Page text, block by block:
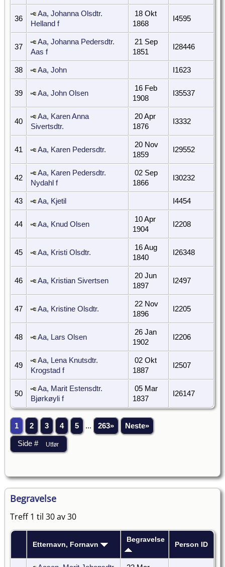
36
Aa, Johanna Olsdtr.
Helland f
18 Okt
1868
I4595
37
Aa, Johanna Pedersdtr.
Aas f
21 Sep
1851
I28446
38 Aa, John I1623
39 Aa, John Olsen
16 Feb
1908
I35537
40
Aa, Karen Anna
Sivertsdtr.
20 Apr
1876
I3332
41 Aa, Karen Pedersdtr.
20 Nov
1859
I29552
42
Aa, Karen Pedersdtr.
Nydahl f
02 Sep
1866
I30232
43 Aa, Kjetil I4454
44 Aa, Knud Olsen
10 Apr
1904
I2208
45 Aa, Kristi Olsdtr.
16 Aug
1840
I26348
46 Aa, Kristian Sivertsen
20 Jun
1897
I2497
47 Aa, Kristine Olsdtr.
22 Nov
1896
I2205
48 Aa, Lars Olsen
26 Jan
1902
I2206
49
Aa, Lena Knutsdtr.
Krogstad f
02 Okt
1887
I2507
50
Aa, Marit Estensdtr.
Bjørkøyli f
05 Mar
1837
I26147
1 2 3 4 5 ... 263» Neste»
Begravelse
Treff 1 til 30 av 30
Etternavn, Fornavn
Begravelse
Person ID